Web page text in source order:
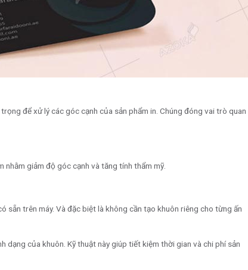
để xử lý các góc cạnh của sản phẩm in. Chúng đóng vai trò quan
giảm độ góc cạnh và tăng tính thẩm mỹ.
sẵn trên máy. Và đặc biệt là không cần tạo khuôn riêng cho từng ấn
dạng của khuôn. Kỹ thuật này giúp tiết kiệm thời gian và chi phí sản